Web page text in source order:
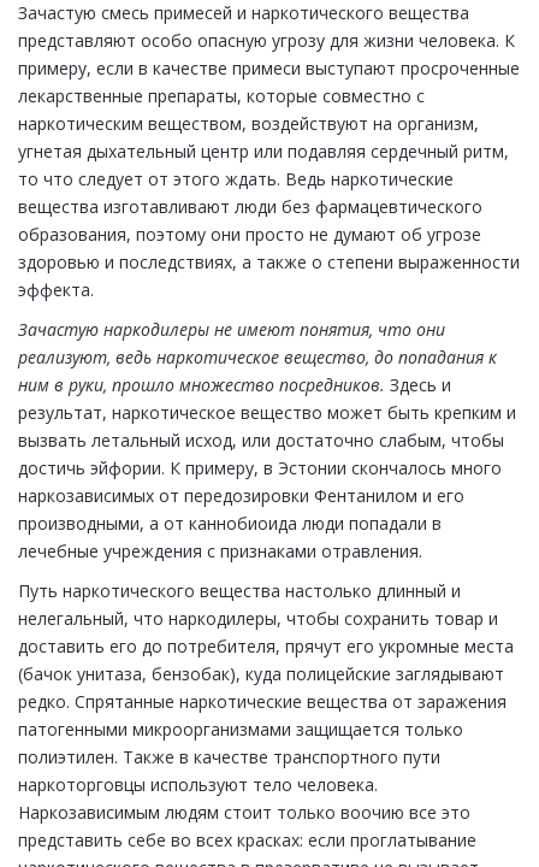
Зачастую смесь примесей и наркотического вещества
представляют особо опасную угрозу для жизни человека. К
примеру, если в качестве примеси выступают просроченные
лекарственные препараты, которые совместно с
наркотическим веществом, воздействуют на организм,
угнетая дыхательный центр или подавляя сердечный ритм,
то что следует от этого ждать. Ведь наркотические
вещества изготавливают люди без фармацевтического
образования, поэтому они просто не думают об угрозе
здоровью и последствиях, а также о степени выраженности
эффекта.
Зачастую наркодилеры не имеют понятия, что они
реализуют, ведь наркотическое вещество, до попадания к
ним в руки, прошло множество посредников. Здесь и
результат, наркотическое вещество может быть крепким и
вызвать летальный исход, или достаточно слабым, чтобы
достичь эйфории. К примеру, в Эстонии скончалось много
наркозависимых от передозировки Фентанилом и его
производными, а от каннобиоида люди попадали в
лечебные учреждения с признаками отравления.
Путь наркотического вещества настолько длинный и
нелегальный, что наркодилеры, чтобы сохранить товар и
доставить его до потребителя, прячут его укромные места
(бачок унитаза, бензобак), куда полицейские заглядывают
редко. Спрятанные наркотические вещества от заражения
патогенными микроорганизмами защищается только
полиэтилен. Также в качестве транспортного пути
наркоторговцы используют тело человека.
Наркозависимым людям стоит только воочию все это
представить себе во всех красках: если проглатывание